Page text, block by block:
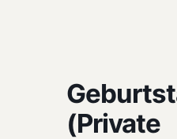
(Private